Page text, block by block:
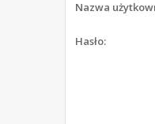
Nazwa
Hasło: